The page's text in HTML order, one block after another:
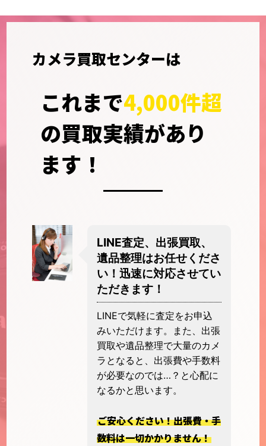
カメラ買取センターは
これまで4,000件超
の買取実績があり
ます！
LINE査定、出張買取、
遺品整理はお任せくださ
い！迅速に対応させてい
ただきます！
LINEで気軽に査定をお申込
みいただけます。また、出張
買取や遺品整理で大量のカメ
ラとなると、出張費や手数料
が必要なのでは…？と心配に
なるかと思います。
ご安心ください！出張費・手
数料は一切かかりません！